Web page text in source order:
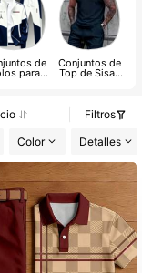
de
para
Conjuntos de
Top de Sisas
Filtros
Color Detalles